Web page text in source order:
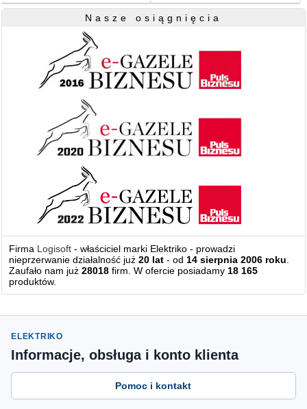
Nasze osiągnięcia
Firma Logisoft - właściciel marki Elektriko - prowadzi
nieprzerwanie działalność już20 lat - od14 sierpnia 2006 roku.
Zaufało nam już28018 firm. W ofercie posiadamy18 165
produktów.
ELEKTRIKO
Informacje, obsługa i konto klienta
Pomoc i kontakt